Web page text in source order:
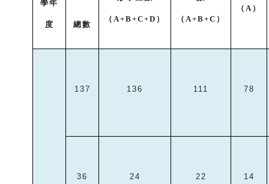
學年
度 總數
（ A+B+C+D ） （ A+B+C ）
（ A ）
137 136 111 78
36 24 22 14